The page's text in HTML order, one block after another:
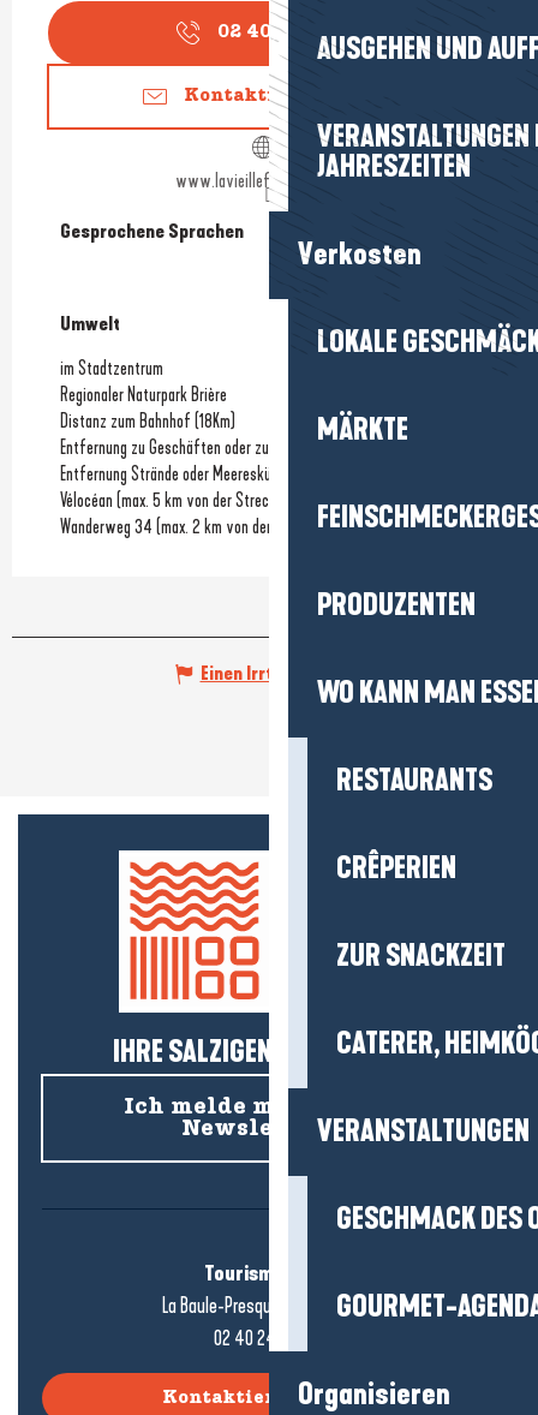
AUSGEHEN UND
JAHRESZEITEN
Verkosten
LOKALE
MÄRKTE
PRODUZENTEN
WO KANN MAN
RESTAURANTS
CRÊPERIEN
ZUR SNACKZEIT
CATERER,
VERANSTALTUNGEN
GESCHMACK DES
GOURMET-
Organisieren
02 40 42 62 ▒▒
Kontaktieren Sie uns
www.lavieilleforgemesquer.fr
Gesprochene Sprachen
Gesprochene Sprachen
Umwelt
Umwelt
im Stadtzentrum
Regionaler Naturpark Brière
Distanz zum Bahnhof (18Km)
Entfernung zu Geschäften oder zum Stadtzentrum(20m)
Entfernung Strände oder Meeresküste
Vélocéan (max. 5 km von der Strecke entfernt)
Wanderweg 34 (max. 2 km von der Strecke entfernt)
Einen Irrtum angeben
IHRE SALZIGEN NEUIGKEITEN!
Ich melde mich für den
Newsletter an
Tourismusbüro
La Baule-Presqu'île de Guérande
02 40 24 34 44
Kontaktieren Sie uns